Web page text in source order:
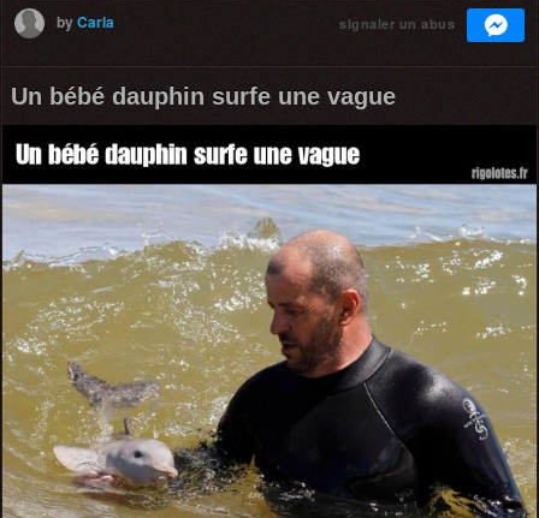
byCarla signaler un abus
Un bébé dauphin surfe une vague